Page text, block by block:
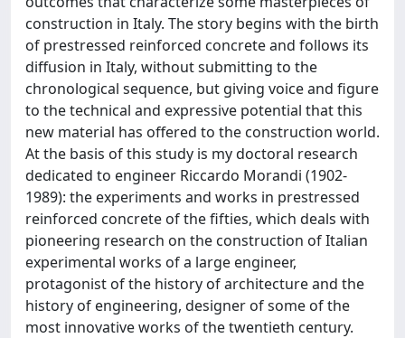
construction in Italy. The story begins with the birth
of prestressed reinforced concrete and follows its
diffusion in Italy, without submitting to the
chronological sequence, but giving voice and figure
to the technical and expressive potential that this
new material has offered to the construction world.
At the basis of this study is my doctoral research
dedicated to engineer Riccardo Morandi (1902-
1989): the experiments and works in prestressed
reinforced concrete of the fifties, which deals with
pioneering research on the construction of Italian
experimental works of a large engineer,
protagonist of the history of architecture and the
history of engineering, designer of some of the
most innovative works of the twentieth century.